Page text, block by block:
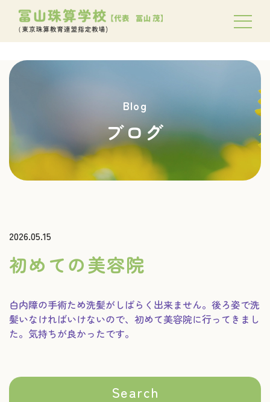
Blog
ブログ
2026.05.15
初めての美容院
白内障の手術ため洗髪がしばらく出来ません。後ろ姿で洗
髪いなければいけないので、初めて美容院に行ってきまし
た。気持ちが良かったです。
Search